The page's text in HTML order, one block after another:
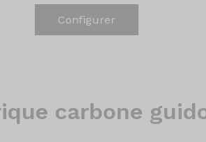
Configurer
carbone